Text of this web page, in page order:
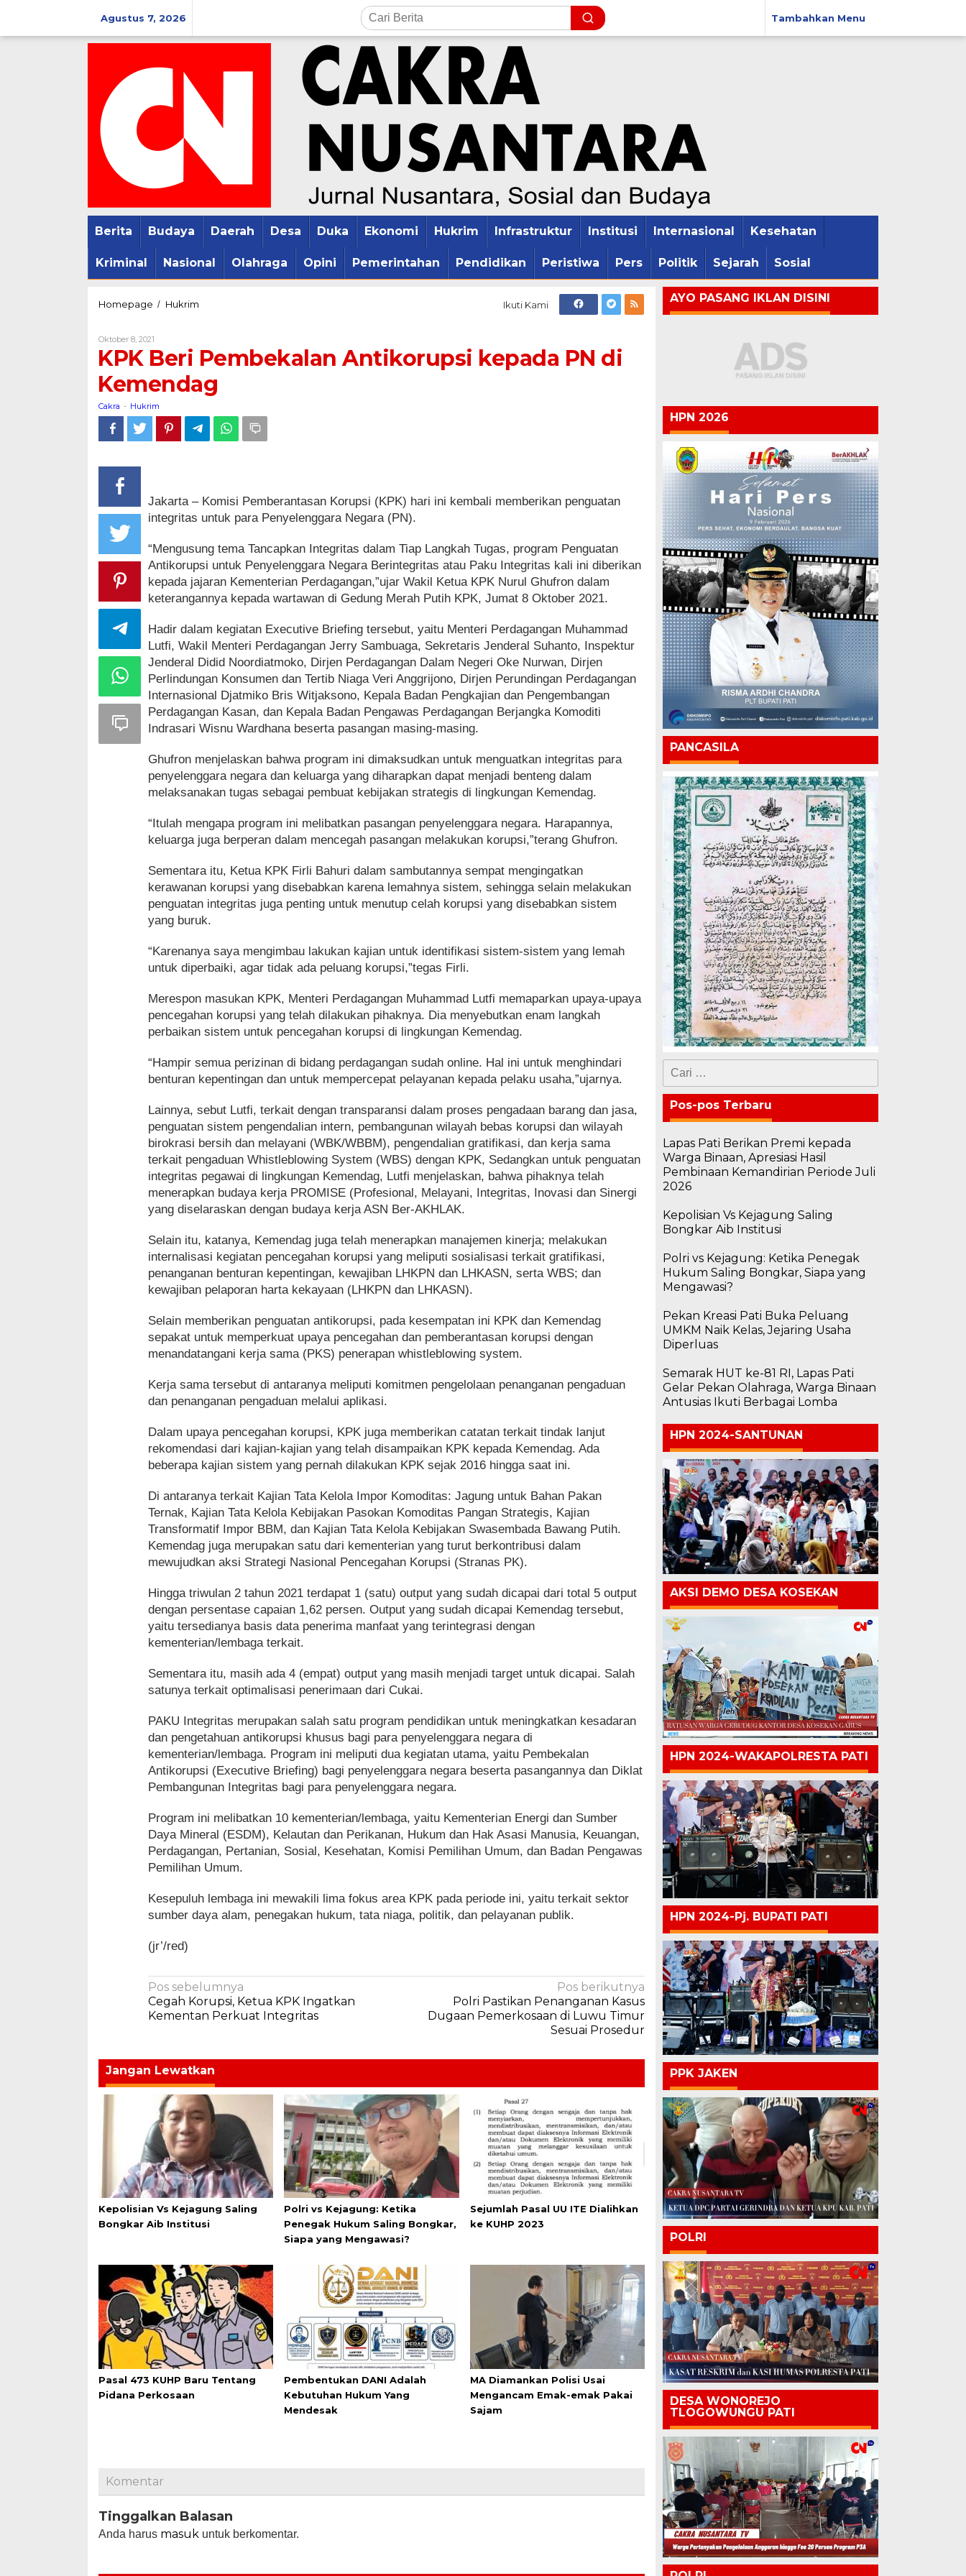
konten
Agustus 7, 2026 Tambahkan Menu
Berita Budaya Daerah Desa Duka Ekonomi Hukrim Infrastruktur Institusi Internasional Kesehatan
Kriminal Nasional Olahraga Opini Pemerintahan Pendidikan Peristiwa Pers Politik Sejarah Sosial
Homepage / Hukrim
kepada
di
Ikuti Kami
Oktober 8, 2021
Cakra
KPK Beri Pembekalan Antikorupsi kepada PN di
Kemendag
Cakra - Hukrim
Jakarta – Komisi Pemberantasan Korupsi (KPK) hari ini kembali memberikan penguatan
integritas untuk para Penyelenggara Negara (PN).
“Mengusung tema Tancapkan Integritas dalam Tiap Langkah Tugas, program Penguatan
Antikorupsi untuk Penyelenggara Negara Berintegritas atau Paku Integritas kali ini diberikan
kepada jajaran Kementerian Perdagangan,”ujar Wakil Ketua KPK Nurul Ghufron dalam
keterangannya kepada wartawan di Gedung Merah Putih KPK, Jumat 8 Oktober 2021.
Hadir dalam kegiatan Executive Briefing tersebut, yaitu Menteri Perdagangan Muhammad
Lutfi, Wakil Menteri Perdagangan Jerry Sambuaga, Sekretaris Jenderal Suhanto, Inspektur
Jenderal Didid Noordiatmoko, Dirjen Perdagangan Dalam Negeri Oke Nurwan, Dirjen
Perlindungan Konsumen dan Tertib Niaga Veri Anggrijono, Dirjen Perundingan Perdagangan
Internasional Djatmiko Bris Witjaksono, Kepala Badan Pengkajian dan Pengembangan
Perdagangan Kasan, dan Kepala Badan Pengawas Perdagangan Berjangka Komoditi
Indrasari Wisnu Wardhana beserta pasangan masing-masing.
Ghufron menjelaskan bahwa program ini dimaksudkan untuk menguatkan integritas para
penyelenggara negara dan keluarga yang diharapkan dapat menjadi benteng dalam
melaksanakan tugas sebagai pembuat kebijakan strategis di lingkungan Kemendag.
“Itulah mengapa program ini melibatkan pasangan penyelenggara negara. Harapannya,
keluarga juga berperan dalam mencegah pasangan melakukan korupsi,”terang Ghufron.
Sementara itu, Ketua KPK Firli Bahuri dalam sambutannya sempat mengingatkan
kerawanan korupsi yang disebabkan karena lemahnya sistem, sehingga selain melakukan
penguatan integritas juga penting untuk menutup celah korupsi yang disebabkan sistem
yang buruk.
“Karenanya saya mengimbau lakukan kajian untuk identifikasi sistem-sistem yang lemah
untuk diperbaiki, agar tidak ada peluang korupsi,”tegas Firli.
Merespon masukan KPK, Menteri Perdagangan Muhammad Lutfi memaparkan upaya-upaya
pencegahan korupsi yang telah dilakukan pihaknya. Dia menyebutkan enam langkah
perbaikan sistem untuk pencegahan korupsi di lingkungan Kemendag.
“Hampir semua perizinan di bidang perdagangan sudah online. Hal ini untuk menghindari
benturan kepentingan dan untuk mempercepat pelayanan kepada pelaku usaha,”ujarnya.
Lainnya, sebut Lutfi, terkait dengan transparansi dalam proses pengadaan barang dan jasa,
penguatan sistem pengendalian intern, pembangunan wilayah bebas korupsi dan wilayah
birokrasi bersih dan melayani (WBK/WBBM), pengendalian gratifikasi, dan kerja sama
terkait pengaduan Whistleblowing System (WBS) dengan KPK, Sedangkan untuk penguatan
integritas pegawai di lingkungan Kemendag, Lutfi menjelaskan, bahwa pihaknya telah
menerapkan budaya kerja PROMISE (Profesional, Melayani, Integritas, Inovasi dan Sinergi
yang diselaraskan dengan budaya kerja ASN Ber-AKHLAK.
Selain itu, katanya, Kemendag juga telah menerapkan manajemen kinerja; melakukan
internalisasi kegiatan pencegahan korupsi yang meliputi sosialisasi terkait gratifikasi,
penanganan benturan kepentingan, kewajiban LHKPN dan LHKASN, serta WBS; dan
kewajiban pelaporan harta kekayaan (LHKPN dan LHKASN).
Selain memberikan penguatan antikorupsi, pada kesempatan ini KPK dan Kemendag
sepakat untuk memperkuat upaya pencegahan dan pemberantasan korupsi dengan
menandatangani kerja sama (PKS) penerapan whistleblowing system.
Kerja sama tersebut di antaranya meliputi komitmen pengelolaan penanganan pengaduan
dan penanganan pengaduan melalui aplikasi.
Dalam upaya pencegahan korupsi, KPK juga memberikan catatan terkait tindak lanjut
rekomendasi dari kajian-kajian yang telah disampaikan KPK kepada Kemendag. Ada
beberapa kajian sistem yang pernah dilakukan KPK sejak 2016 hingga saat ini.
Di antaranya terkait Kajian Tata Kelola Impor Komoditas: Jagung untuk Bahan Pakan
Ternak, Kajian Tata Kelola Kebijakan Pasokan Komoditas Pangan Strategis, Kajian
Transformatif Impor BBM, dan Kajian Tata Kelola Kebijakan Swasembada Bawang Putih.
Kemendag juga merupakan satu dari kementerian yang turut berkontribusi dalam
mewujudkan aksi Strategi Nasional Pencegahan Korupsi (Stranas PK).
Hingga triwulan 2 tahun 2021 terdapat 1 (satu) output yang sudah dicapai dari total 5 output
dengan persentase capaian 1,62 persen. Output yang sudah dicapai Kemendag tersebut,
yaitu tersedianya basis data penerima manfaat yang terintegrasi dengan
kementerian/lembaga terkait.
Sementara itu, masih ada 4 (empat) output yang masih menjadi target untuk dicapai. Salah
satunya terkait optimalisasi penerimaan dari Cukai.
PAKU Integritas merupakan salah satu program pendidikan untuk meningkatkan kesadaran
dan pengetahuan antikorupsi khusus bagi para penyelenggara negara di
kementerian/lembaga. Program ini meliputi dua kegiatan utama, yaitu Pembekalan
Antikorupsi (Executive Briefing) bagi penyelenggara negara beserta pasangannya dan Diklat
Pembangunan Integritas bagi para penyelenggara negara.
Program ini melibatkan 10 kementerian/lembaga, yaitu Kementerian Energi dan Sumber
Daya Mineral (ESDM), Kelautan dan Perikanan, Hukum dan Hak Asasi Manusia, Keuangan,
Perdagangan, Pertanian, Sosial, Kesehatan, Komisi Pemilihan Umum, dan Badan Pengawas
Pemilihan Umum.
Kesepuluh lembaga ini mewakili lima fokus area KPK pada periode ini, yaitu terkait sektor
sumber daya alam, penegakan hukum, tata niaga, politik, dan pelayanan publik.
(jr’/red)
Navigasi
pos
Pos sebelumnya
Cegah Korupsi, Ketua KPK Ingatkan
Kementan Perkuat Integritas
Pos berikutnya
Polri Pastikan Penanganan Kasus
Dugaan Pemerkosaan di Luwu Timur
Sesuai Prosedur
Jangan Lewatkan
Kepolisian Vs Kejagung Saling
Bongkar Aib Institusi
Polri vs Kejagung: Ketika
Penegak Hukum Saling Bongkar,
Siapa yang Mengawasi?
Sejumlah Pasal UU ITE Dialihkan
ke KUHP 2023
Pasal 473 KUHP Baru Tentang
Pidana Perkosaan
Pembentukan DANI Adalah
Kebutuhan Hukum Yang
Mendesak
MA Diamankan Polisi Usai
Mengancam Emak-emak Pakai
Sajam
Komentar
Tinggalkan Balasan
Anda harus masuk untuk berkomentar.
AYO PASANG IKLAN DISINI
HPN 2026
PANCASILA
Cari
untuk:
Pos-pos Terbaru
Lapas Pati Berikan Premi kepada
Warga Binaan, Apresiasi Hasil
Pembinaan Kemandirian Periode Juli
2026
Kepolisian Vs Kejagung Saling
Bongkar Aib Institusi
Polri vs Kejagung: Ketika Penegak
Hukum Saling Bongkar, Siapa yang
Mengawasi?
Pekan Kreasi Pati Buka Peluang
UMKM Naik Kelas, Jejaring Usaha
Diperluas
Semarak HUT ke-81 RI, Lapas Pati
Gelar Pekan Olahraga, Warga Binaan
Antusias Ikuti Berbagai Lomba
HPN 2024-SANTUNAN
AKSI DEMO DESA KOSEKAN
HPN 2024-WAKAPOLRESTA PATI
HPN 2024-Pj. BUPATI PATI
PPK JAKEN
POLRI
DESA WONOREJO
TLOGOWUNGU PATI